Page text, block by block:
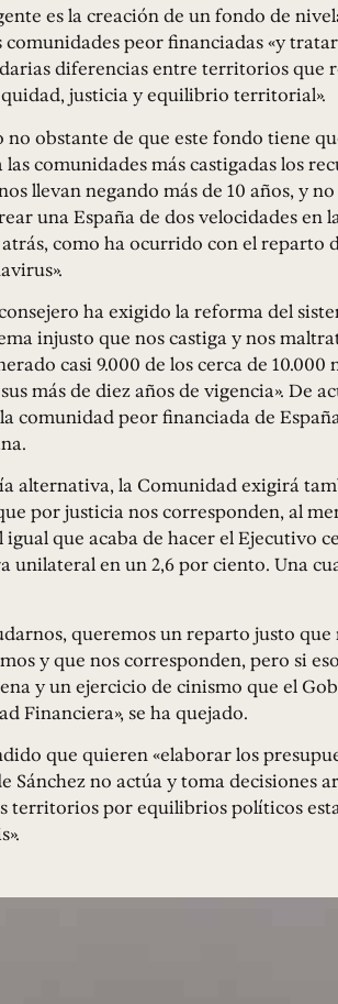
es la creación de un fondo de
peor financiadas «y
diferencias entre territorios que
justicia y equilibrio territorial».
obstante de que este fondo tiene
comunidades más castigadas los
llevan negando más de 10 años, y
una España de dos velocidades en
atrás, como ha ocurrido con el reparto
ha exigido la reforma del
injusto que nos castiga y nos
casi 9.000 de los cerca de
más de diez años de vigencia». De
comunidad peor financiada de
alternativa, la Comunidad exigirá
por justicia nos corresponden, al
que acaba de hacer el Ejecutivo
unilateral en un 2,6 por ciento. Una
queremos un reparto justo
y que nos corresponden, pero si
y un ejercicio de cinismo que el
Financiera», se ha quejado.
que quieren «elaborar los
Sánchez no actúa y toma decisiones
territorios por equilibrios políticos